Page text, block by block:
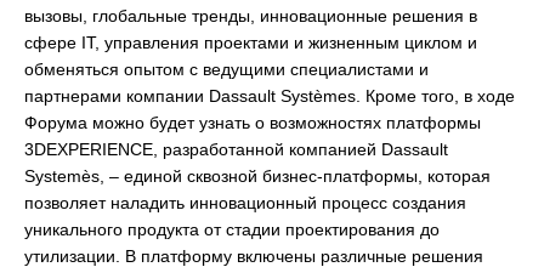
вызовы, глобальные тренды, инновационные решения в
сфере IT, управления проектами и жизненным циклом и
обменяться опытом с ведущими специалистами и
партнерами компании Dassault Systèmes. Кроме того, в ходе
Форума можно будет узнать о возможностях платформы
3DEXPERIENCE, разработанной компанией Dassault
Systemès, – единой сквозной бизнес-платформы, которая
позволяет наладить инновационный процесс создания
уникального продукта от стадии проектирования до
утилизации. В платформу включены различные решения